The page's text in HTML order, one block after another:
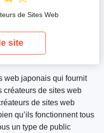
web japonais qui fournit
créateurs de sites web
de sites web
qu’ils fonctionnent tous
un type de public
de Sites Web
site